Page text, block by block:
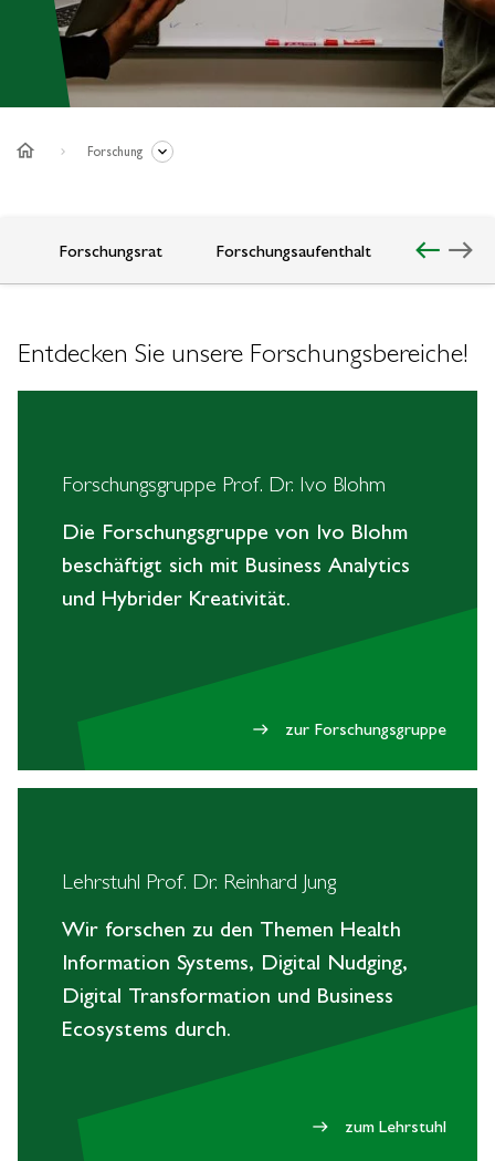
home Forschung
Forschungsrat Forschungsaufenthalt west east
Entdecken Sie unsere Forschungsbereiche!
Forschungsgruppe Prof. Dr. Ivo Blohm
Die Forschungsgruppe von Ivo Blohm
beschäftigt sich mit Business Analytics
und Hybrider Kreativität.
east zur Forschungsgruppe
Lehrstuhl Prof. Dr. Reinhard Jung
Wir forschen zu den Themen Health
Information Systems, Digital Nudging,
Digital Transformation und Business
Ecosystems durch.
east zum Lehrstuhl